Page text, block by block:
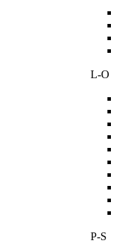
L-O
P-S